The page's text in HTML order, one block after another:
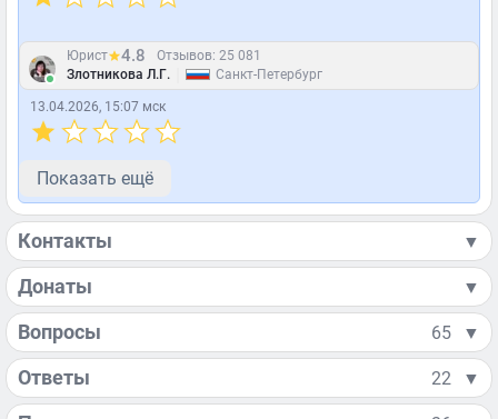
Юрист 4.8
Отзывов: 25 081
Злотникова Л.Г.
Санкт-Петербург
13.04.2026, 15:07 мск
Показать ещё
Контакты ▼
Донаты ▼
Вопросы 65 ▼
Ответы 22 ▼